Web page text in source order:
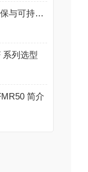
国产雷达液位计：节能环保与可持续发展
系列选型
简介